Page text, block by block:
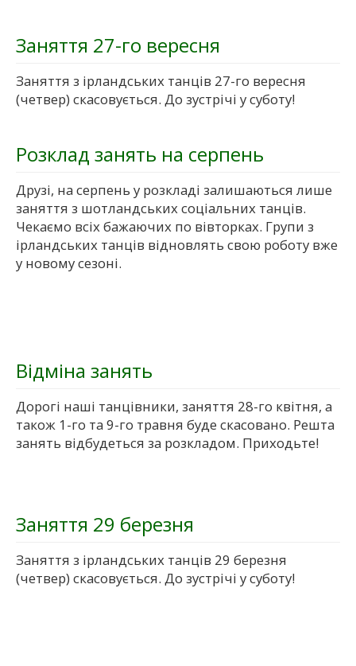
Заняття 27-го вересня
Заняття з ірландських танців 27-го вересня
(четвер) скасовується. До зустрічі у суботу!
Розклад занять на серпень
Друзі, на серпень у розкладі залишаються лише
заняття з шотландських соціальних танців.
Чекаємо всіх бажаючих по вівторках. Групи з
ірландських танців відновлять свою роботу вже
у новому сезоні.
Відміна занять
Дорогі наші танцівники, заняття 28-го квітня, а
також 1-го та 9-го травня буде скасовано. Решта
занять відбудеться за розкладом. Приходьте!
Заняття 29 березня
Заняття з ірландських танців 29 березня
(четвер) скасовується. До зустрічі у суботу!